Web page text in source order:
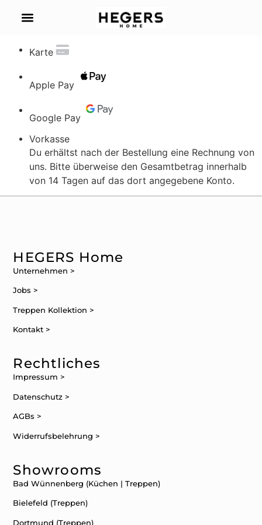
Zahlungsarten
Karte
Apple Pay
Google Pay
Vorkasse
Du erhältst nach der Bestellung eine Rechnung von
uns. Bitte überweise den Gesamtbetrag innerhalb
von 14 Tagen auf das dort angegebene Konto.
HEGERS Home
Unternehmen >
Jobs >
Treppen Kollektion >
Kontakt >
Rechtliches
Impressum >
Datenschutz >
AGBs >
Widerrufsbelehrung >
Showrooms
Bad Wünnenberg (Küchen | Treppen)
Bielefeld (Treppen)
Dortmund (Treppen)